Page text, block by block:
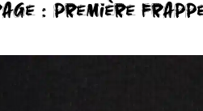
: première